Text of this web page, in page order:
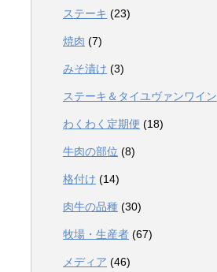
ステーキ (23)
焼肉 (7)
みそ漬け (3)
ステーキ＆タイユヴァンワイン
わくわく定期便 (18)
牛肉の部位 (8)
格付け (14)
肉牛の品種 (30)
牧場・生産者 (67)
メディア (46)